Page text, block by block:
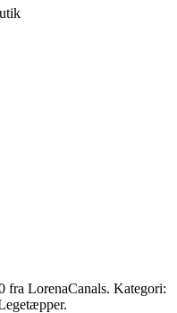
fra LorenaCanals. Kategori: